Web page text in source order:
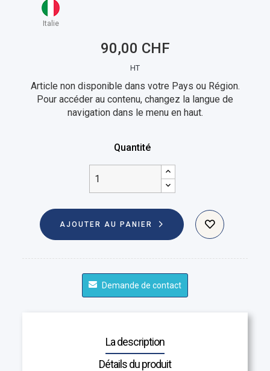
Italie
90,00 CHF
HT
Article non disponible dans votre Pays ou Région.
Pour accéder au contenu, changez la langue de
navigation dans le menu en haut.
Quantité
AJOUTER AU PANIER
Demande de contact
La description
Détails du produit